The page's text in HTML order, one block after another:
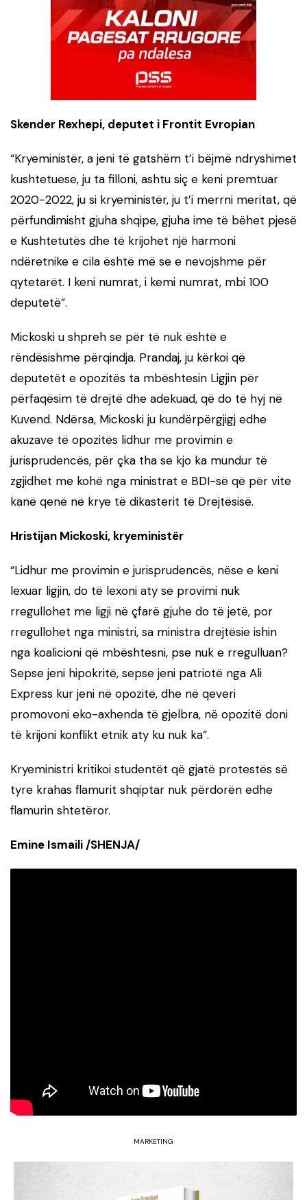
Skender Rexhepi, deputet i Frontit Evropian
“Kryeministër, a jeni të gatshëm t’i bëjmë ndryshimet
kushtetuese, ju ta filloni, ashtu siç e keni premtuar
2020-2022, ju si kryeministër, ju t’i merrni meritat, që
përfundimisht gjuha shqipe, gjuha ime të bëhet pjesë
e Kushtetutës dhe të krijohet një harmoni
ndëretnike e cila është më se e nevojshme për
qytetarët. I keni numrat, i kemi numrat, mbi 100
deputetë”.
Mickoski u shpreh se për të nuk është e
rëndësishme përqindja. Prandaj, ju kërkoi që
deputetët e opozitës ta mbështesin Ligjin për
përfaqësim të drejtë dhe adekuad, që do të hyj në
Kuvend. Ndërsa, Mickoski ju kundërpërgjigj edhe
akuzave të opozitës lidhur me provimin e
jurisprudencës, për çka tha se kjo ka mundur të
zgjidhet me kohë nga ministrat e BDI-së që për vite
kanë qenë në krye të dikasterit të Drejtësisë.
Hristijan Mickoski, kryeministër
“Lidhur me provimin e jurisprudencës, nëse e keni
lexuar ligjin, do të lexoni aty se provimi nuk
rregullohet me ligji në çfarë gjuhe do të jetë, por
rregullohet nga ministri, sa ministra drejtësie ishin
nga koalicioni që mbështesni, pse nuk e rregulluan?
Sepse jeni hipokritë, sepse jeni patriotë nga Ali
Express kur jeni në opozitë, dhe në qeveri
promovoni eko-axhenda të gjelbra, në opozitë doni
të krijoni konflikt etnik aty ku nuk ka”.
Kryeministri kritikoi studentët që gjatë protestës së
tyre krahas flamurit shqiptar nuk përdorën edhe
flamurin shtetëror.
Emine Ismaili /SHENJA/
MARKETING